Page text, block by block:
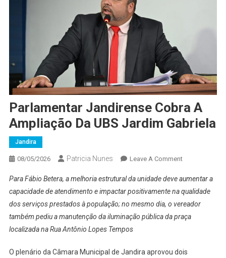
Parlamentar Jandirense Cobra A
Ampliação Da UBS Jardim Gabriela
Jandira
08/05/2026 Patricia Nunes Leave A CommentOn
Jandirense
Cobra
A
Ampliação
Jardim
Para Fábio Betera, a melhoria estrutural da unidade deve aumentar a
capacidade de atendimento e impactar positivamente na qualidade
dos serviços prestados à população; no mesmo dia, o vereador
também pediu a manutenção da iluminação pública da praça
localizada na Rua Antônio Lopes Tempos
O plenário da Câmara Municipal de Jandira aprovou dois